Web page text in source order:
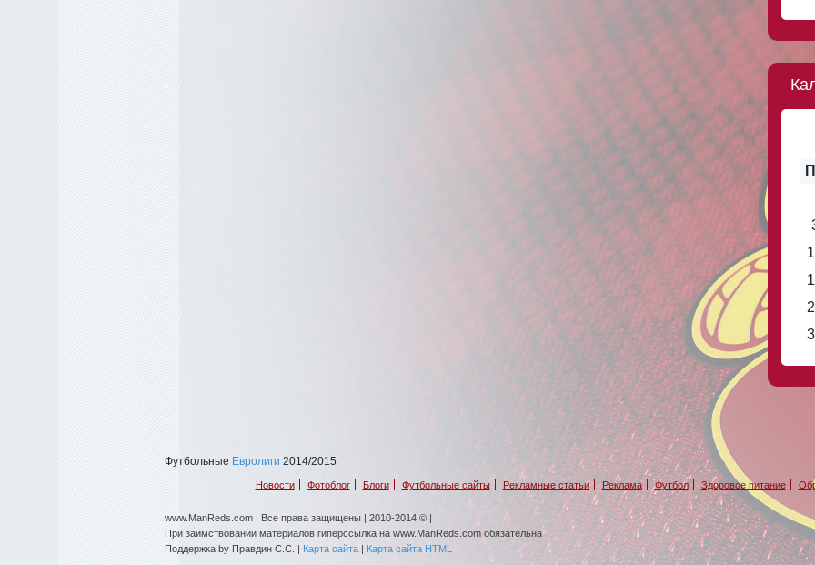
Футбольные Евролиги 2014/2015
Новости Фотоблог Блоги Футбольные сайты Рекламные статьи Реклама Футбол Здоровое питание
www.ManReds.com | Все права защищены | 2010-2014 © |
При заимствовании материалов гиперссылка на www.ManReds.com обязательна
Поддержка by Правдин С.С. | Карта сайта| Карта сайта HTML